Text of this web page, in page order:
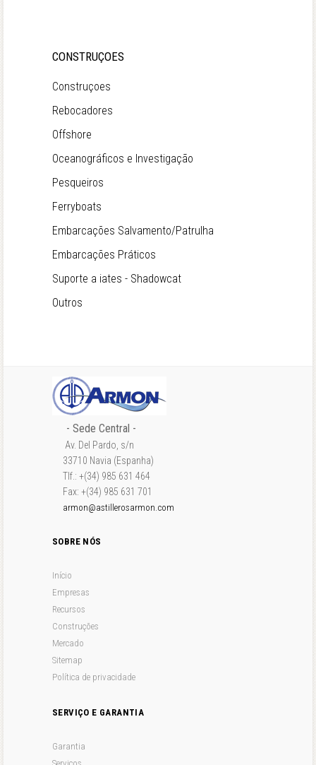
CONSTRUÇOES
Construçoes
Rebocadores
Offshore
Oceanográficos e Investigação
Pesqueiros
Ferryboats
Embarcações Salvamento/Patrulha
Embarcações Práticos
Suporte a iates - Shadowcat
Outros
- Sede Central -
Av. Del Pardo, s/n
33710 Navia (Espanha)
Tlf.: +(34) 985 631 464
Fax: +(34) 985 631 701
armon@astillerosarmon.com
SOBRE NÓS
Início
Empresas
Recursos
Construções
Mercado
Sitemap
Política de privacidade
SERVIÇO E GARANTIA
Garantia